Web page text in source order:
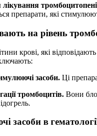
препарати, які
на рівень
крові, які
засоби. Ці
тромбоцитів. Вони
засоби в